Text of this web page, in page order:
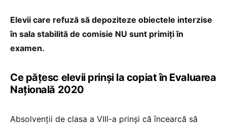
Elevii care refuză să depoziteze obiectele interzise
în sala stabilită de comisie NU sunt primiți în
examen.
Ce pățesc elevii prinși la copiat în Evaluarea
Națională 2020
Absolvenții de clasa a VIII-a prinși că încearcă să